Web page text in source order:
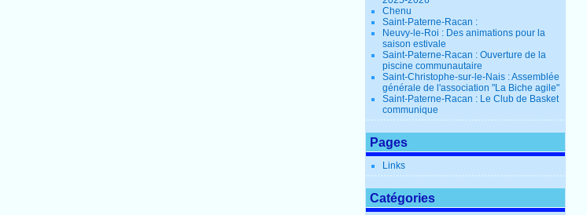
Chenu
Saint-Paterne-Racan :
Neuvy-le-Roi : Des animations pour la
saison estivale
Saint-Paterne-Racan : Ouverture de la
piscine communautaire
Saint-Christophe-sur-le-Nais : Assemblée
générale de l'association "La Biche agile"
Saint-Paterne-Racan : Le Club de Basket
communique
Pages
Links
Catégories